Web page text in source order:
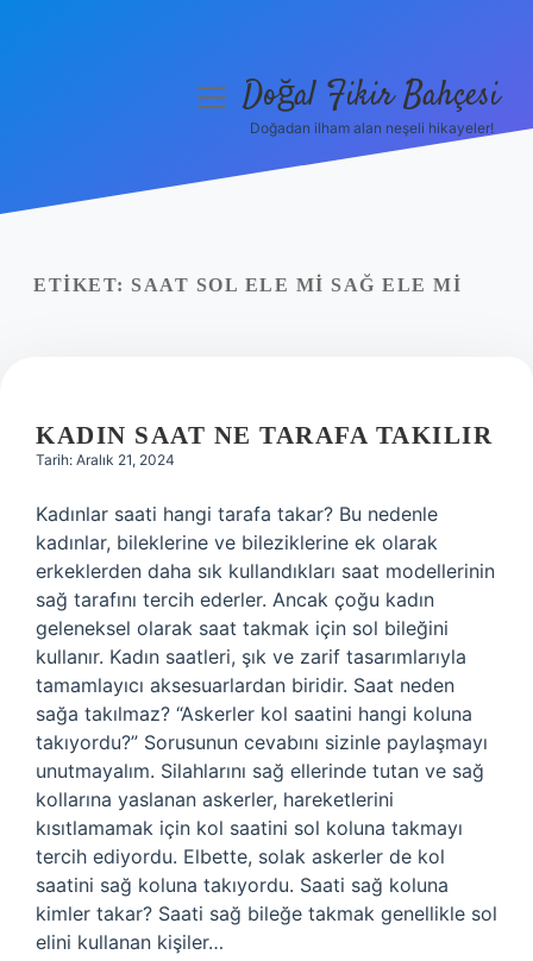
Yasal Uyarı
menüyüDoğal Fikir Bahçesi
Doğadan ilham alan neşeli hikayeler!
ETIKET: SAAT SOL ELE MI SAĞ ELE MI
KADIN SAAT NE TARAFA TAKILIR
Tarih: Aralık 21, 2024
Kadınlar saati hangi tarafa takar? Bu nedenle
kadınlar, bileklerine ve bileziklerine ek olarak
erkeklerden daha sık kullandıkları saat modellerinin
sağ tarafını tercih ederler. Ancak çoğu kadın
geleneksel olarak saat takmak için sol bileğini
kullanır. Kadın saatleri, şık ve zarif tasarımlarıyla
tamamlayıcı aksesuarlardan biridir. Saat neden
sağa takılmaz? “Askerler kol saatini hangi koluna
takıyordu?” Sorusunun cevabını sizinle paylaşmayı
unutmayalım. Silahlarını sağ ellerinde tutan ve sağ
kollarına yaslanan askerler, hareketlerini
kısıtlamamak için kol saatini sol koluna takmayı
tercih ediyordu. Elbette, solak askerler de kol
saatini sağ koluna takıyordu. Saati sağ koluna
kimler takar? Saati sağ bileğe takmak genellikle sol
elini kullanan kişiler…